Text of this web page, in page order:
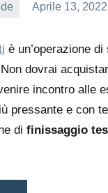
Aprile 13, 2022
è un’operazione
dovrai
incontro alle
pressante e con
di finissaggio